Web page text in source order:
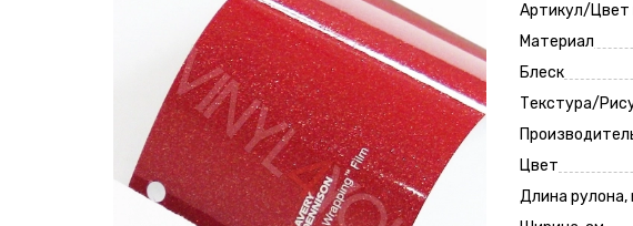
Артикул/Цвет
Материал
Блеск
Текстура/
Цвет
Длина рулона,